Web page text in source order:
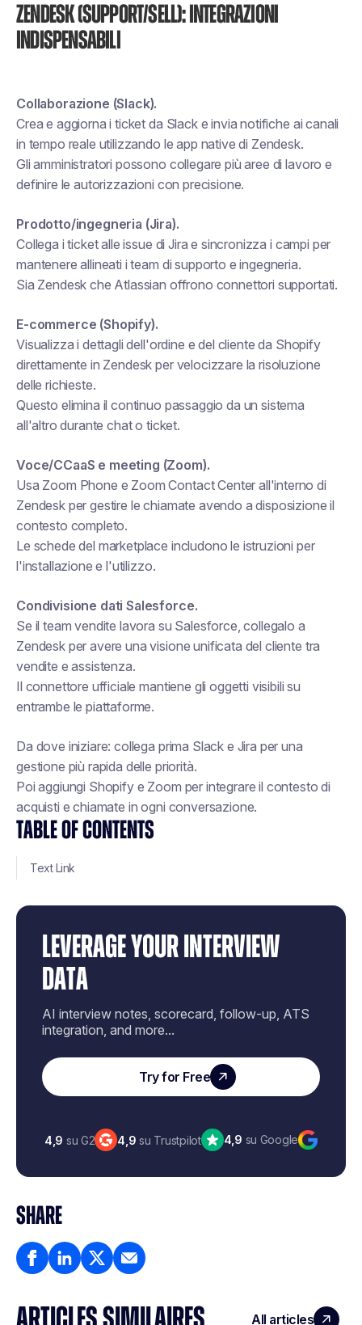
TABLE OF CONTENTS
Text Link
LEVERAGE YOUR INTERVIEW
DATA
AI interview notes, scorecard, follow-up, ATS
integration, and more...
Try for Free
4,9 su G2 4,9 su Trustpilot 4,9 su Google
SHARE
Zendesk (Support/Sell): integrazioni
indispensabili
Collaborazione (Slack).
Crea e aggiorna i ticket da Slack e invia notifiche ai canali
in tempo reale utilizzando le app native di Zendesk.
Gli amministratori possono collegare più aree di lavoro e
definire le autorizzazioni con precisione.
Prodotto/ingegneria (Jira).
Collega i ticket alle issue di Jira e sincronizza i campi per
mantenere allineati i team di supporto e ingegneria.
Sia Zendesk che Atlassian offrono connettori supportati.
E-commerce (Shopify).
Visualizza i dettagli dell'ordine e del cliente da Shopify
direttamente in Zendesk per velocizzare la risoluzione
delle richieste.
Questo elimina il continuo passaggio da un sistema
all'altro durante chat o ticket.
Voce/CCaaS e meeting (Zoom).
Usa Zoom Phone e Zoom Contact Center all'interno di
Zendesk per gestire le chiamate avendo a disposizione il
contesto completo.
Le schede del marketplace includono le istruzioni per
l'installazione e l'utilizzo.
Condivisione dati Salesforce.
Se il team vendite lavora su Salesforce, collegalo a
Zendesk per avere una visione unificata del cliente tra
vendite e assistenza.
Il connettore ufficiale mantiene gli oggetti visibili su
entrambe le piattaforme.
Da dove iniziare: collega prima Slack e Jira per una
gestione più rapida delle priorità.
Poi aggiungi Shopify e Zoom per integrare il contesto di
acquisti e chiamate in ogni conversazione.
All articles